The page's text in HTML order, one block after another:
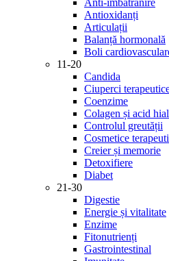
Anti-îmbâtrânire
Antioxidanți
Articulații
Balanță hormonală
Boli
11-20
Candida
Ciuperci
Coenzime
Colagen și acid
Controlul greutății
Cosmetice
Creier și memorie
Detoxifiere
Diabet
21-30
Digestie
Energie și vitalitate
Enzime
Fitonutrienți
Gastrointestinal